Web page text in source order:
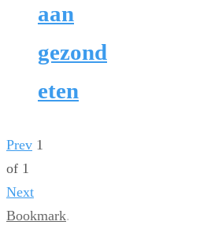
aan
gezond
eten
Prev 1
of 1
Next
Bookmark.